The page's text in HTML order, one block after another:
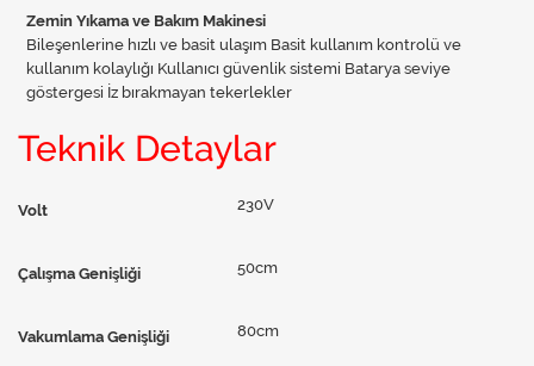
Zemin Yıkama ve Bakım Makinesi
Bileşenlerine hızlı ve basit ulaşım Basit kullanım kontrolü ve
kullanım kolaylığı Kullanıcı güvenlik sistemi Batarya seviye
göstergesi İz bırakmayan tekerlekler
Teknik Detaylar
Volt 230V
Çalışma Genişliği 50cm
Vakumlama Genişliği 80cm